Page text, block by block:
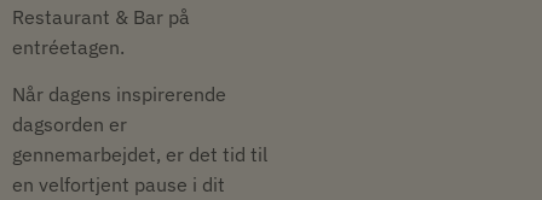
Restaurant & Bar på
entréetagen.
Når dagens inspirerende
dagsorden er
gennemarbejdet, er det tid til
en velfortjent pause i dit